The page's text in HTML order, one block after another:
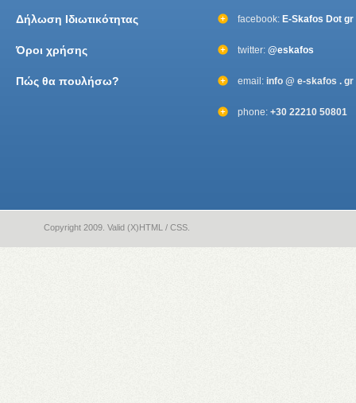
Δήλωση Ιδιωτικότητας
Όροι χρήσης
Πώς θα πουλήσω?
facebook: E-Skafos Dot gr
twitter: @eskafos
email: info @ e-skafos . gr
phone: +30 22210 50801
Copyright 2009. Valid (X)HTML / CSS.